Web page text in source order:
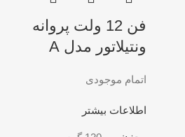
فن 12 ولت پروانه
ونتیلاتور مدل A
اتمام موجودی
اطلاعات بیشتر